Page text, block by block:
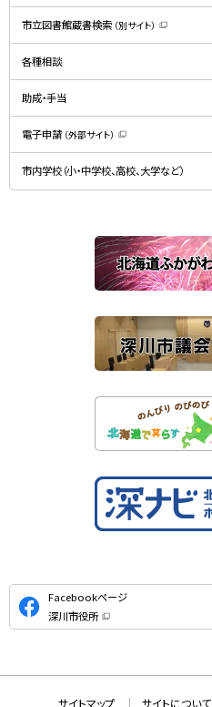
新
規
ウ
ン
で
す
市立図書館蔵書検索 （別サイト）
新
ン
で
す
）
各種相談
助成・手当
電子申請 （外部サイト）
新
規
ウ
ン
開
き
ま
す
）
市内学校（小・中学校、高校、大学など）
公
式
S
Facebookページ
深川市役所
（
ン
サイトマップ サイトについて